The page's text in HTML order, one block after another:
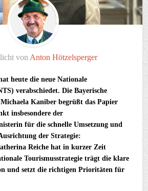
von Anton Hötzelsperger
heute die neue Nationale
verabschiedet. Die Bayerische
Kaniber begrüßt das Papier
insbesondere der
für die schnelle Umsetzung und
der Strategie:
Reiche hat in kurzer Zeit
Tourismusstrategie trägt die klare
und setzt die richtigen Prioritäten für